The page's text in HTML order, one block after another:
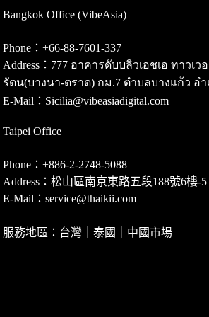
Bangkok Office (VibeAsia)
Phone：+66-88-7601-337
Address：777 อาคารดับบลิวเอชเอ ทาว
รัตน(บางนา-ตราด) กม.7 ตำบลบางแก้ว อ
E-Mail：Sicilia@vibeasiadigital.com
Taipei Office
Phone：+886-2-2748-5088
Address：松山區南京東路五段188號6樓-5
E-Mail：service@thaikii.com
服務地區：台灣｜泰國｜中國市場